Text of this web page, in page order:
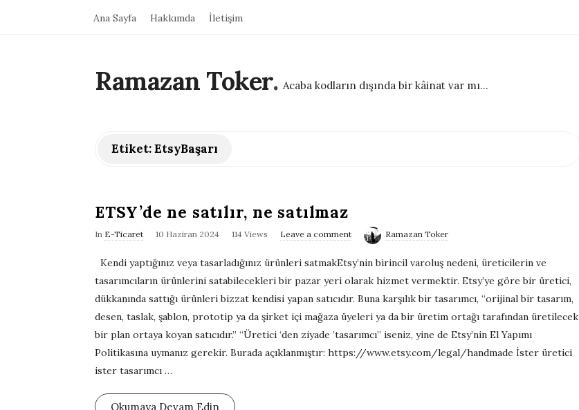
Ana Sayfa Hakkımda İletişim
Ramazan Toker. Acaba kodların dışında bir kâinat var mı...
Etiket:EtsyBaşarı
ETSY’de ne satılır, ne satılmaz
In E-Ticaret
P
b
10 Haziran 2024 114 Views Leave a comment Ramazan Toker
Kendi yaptığınız veya tasarladığınız ürünleri satmakEtsy’nin birincil varoluş nedeni, üreticilerin ve
tasarımcıların ürünlerini satabilecekleri bir pazar yeri olarak hizmet vermektir. Etsy’ye göre bir üretici,
dükkanında sattığı ürünleri bizzat kendisi yapan satıcıdır. Buna karşılık bir tasarımcı, “orijinal bir tasarım,
desen, taslak, şablon, prototip ya da şirket içi mağaza üyeleri ya da bir üretim ortağı tarafından üretilecek
bir plan ortaya koyan satıcıdır.” “Üretici ‘den ziyade ’tasarımcı” iseniz, yine de Etsy’nin El Yapımı
Politikasına uymanız gerekir. Burada açıklanmıştır: https://www.etsy.com/legal/handmade İster üretici
ister tasarımcı …
Okumaya Devam Edin